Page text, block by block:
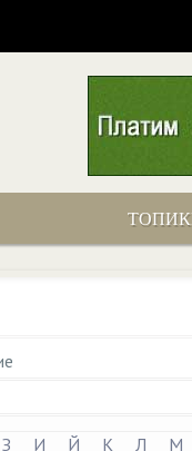
З И Й К Л М